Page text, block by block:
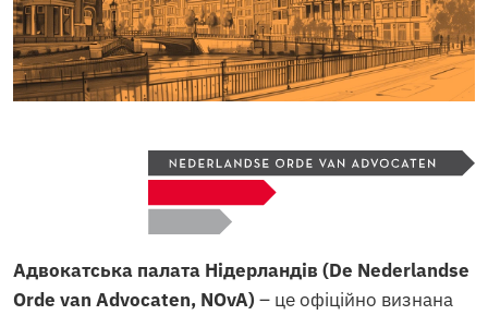
Адвокатська палата Нідерландів (De Nederlandse
Orde van Advocaten, NOvA) – це офіційно визнана